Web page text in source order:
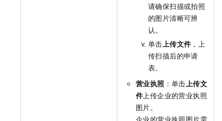
请确保扫描或拍照
的图片清晰可辨
认。
单击 上传文件 ，上
传扫描后的申请
表。
营业执照 ：单击 上传文
件 上传企业的营业执照
图片。
企业的营业执照图片需